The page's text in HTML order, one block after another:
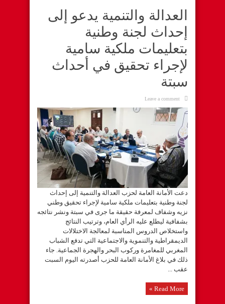
العدالة والتنمية يدعو إلى
إحداث لجنة وطنية
بتعليمات ملكية سامية
لإجراء تحقيق في أحداث
سبتة
Leave a comment
دعت الأمانة العامة لحزب العدالة والتنمية إلى إحداث
لجنة وطنية بتعليمات ملكية سامية لإجراء تحقيق وطني
نزيه وشفاف لمعرفة حقيقة ما جرى في سبتة ونشر نتائجه
بشفافية ليطلع عليه الرأي العام، وترتيب النتائج
واستخلاص الدروس المناسبة لمعالجة الاختلالات
الديمقراطية والتنموية والاجتماعية التي تدفع الشباب
المغربي للمغامرة وركوب البحر والهجرة الجماعية. جاء
ذلك في بلاغ الأمانة العامة للحزب أصدرته اليوم السبت
عقب ...
Read More »